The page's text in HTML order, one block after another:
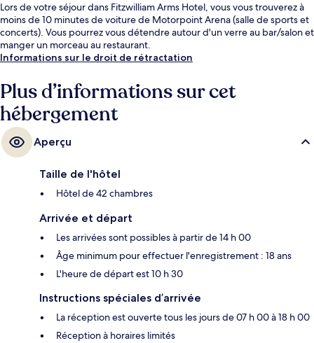
Lors de votre séjour dans Fitzwilliam Arms Hotel, vous vous trouverez à
moins de 10 minutes de voiture de Motorpoint Arena (salle de sports et
concerts). Vous pourrez vous détendre autour d'un verre au bar/salon et
manger un morceau au restaurant.
Informations sur le droit de rétractation
Plus d’informations sur cet
hébergement
Aperçu
Taille de l'hôtel
Hôtel de 42 chambres
Arrivée et départ
Les arrivées sont possibles à partir de 14 h 00
Âge minimum pour effectuer l'enregistrement : 18 ans
L'heure de départ est 10 h 30
Instructions spéciales d’arrivée
La réception est ouverte tous les jours de 07 h 00 à 18 h 00
Réception à horaires limités